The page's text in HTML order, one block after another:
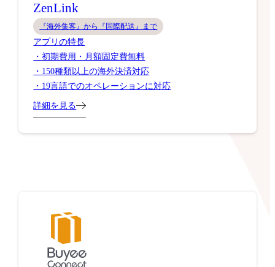
ZenLink
『海外集客』から『国際配送』まで
アプリの特長
・初期費用・月額固定費無料
・150種類以上の海外決済対応
・19言語でのオペレーションに対応
詳細を見る